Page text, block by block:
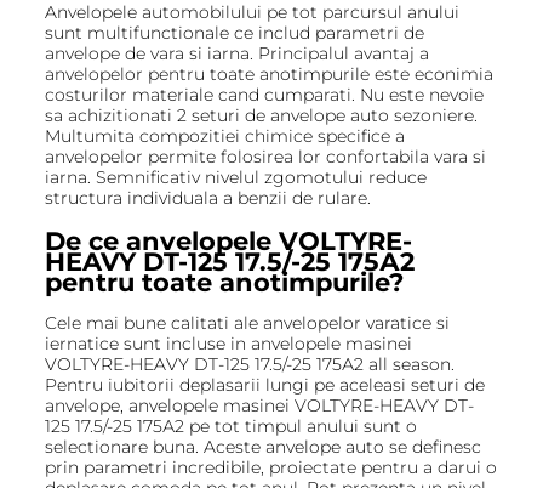
Anvelopele automobilului pe tot parcursul anului
sunt multifunctionale ce includ parametri de
anvelope de vara si iarna. Principalul avantaj a
anvelopelor pentru toate anotimpurile este econimia
costurilor materiale cand cumparati. Nu este nevoie
sa achizitionati 2 seturi de anvelope auto sezoniere.
Multumita compozitiei chimice specifice a
anvelopelor permite folosirea lor confortabila vara si
iarna. Semnificativ nivelul zgomotului reduce
structura individuala a benzii de rulare.
De ce anvelopele VOLTYRE-
HEAVY DT-125 17.5/-25 175А2
pentru toate anotimpurile?
Cele mai bune calitati ale anvelopelor varatice si
iernatice sunt incluse in anvelopele masinei
VOLTYRE-HEAVY DT-125 17.5/-25 175А2 all season.
Pentru iubitorii deplasarii lungi pe aceleasi seturi de
anvelope, anvelopele masinei VOLTYRE-HEAVY DT-
125 17.5/-25 175А2 pe tot timpul anului sunt o
selectionare buna. Aceste anvelope auto se definesc
prin parametri incredibile, proiectate pentru a darui o